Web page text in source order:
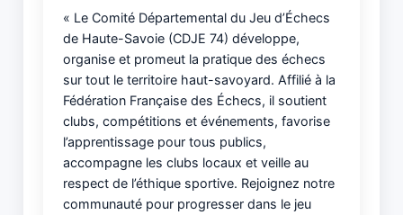
« Le Comité Départemental du Jeu d’Échecs
de Haute-Savoie (CDJE 74) développe,
organise et promeut la pratique des échecs
sur tout le territoire haut-savoyard. Affilié à la
Fédération Française des Échecs, il soutient
clubs, compétitions et événements, favorise
l’apprentissage pour tous publics,
accompagne les clubs locaux et veille au
respect de l’éthique sportive. Rejoignez notre
communauté pour progresser dans le jeu